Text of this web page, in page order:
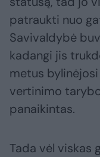
patraukti nuo
Savivaldybė
kadangi jis
metus bylinėjosi
vertinimo
panaikintas.
Tada vėl viskas